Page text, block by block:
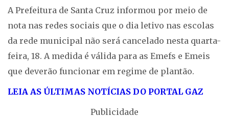
A Prefeitura de Santa Cruz informou por meio de
nota nas redes sociais que o dia letivo nas escolas
da rede municipal não será cancelado nesta quarta-
feira, 18. A medida é válida para as Emefs e Emeis
que deverão funcionar em regime de plantão.
LEIA AS ÚLTIMAS NOTÍCIAS DO PORTAL GAZ
Publicidade